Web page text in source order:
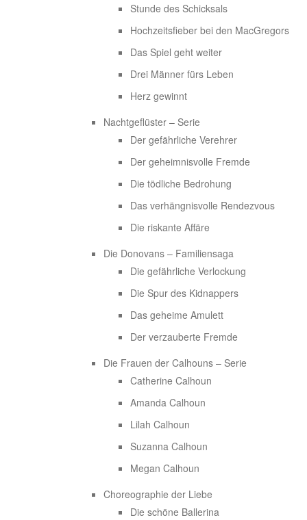
Stunde des Schicksals
Hochzeitsfieber bei den MacGregors
Das Spiel geht weiter
Drei Männer fürs Leben
Herz gewinnt
Nachtgeflüster – Serie
Der gefährliche Verehrer
Der geheimnisvolle Fremde
Die tödliche Bedrohung
Das verhängnisvolle Rendezvous
Die riskante Affäre
Die Donovans – Familiensaga
Die gefährliche Verlockung
Die Spur des Kidnappers
Das geheime Amulett
Der verzauberte Fremde
Die Frauen der Calhouns – Serie
Catherine Calhoun
Amanda Calhoun
Lilah Calhoun
Suzanna Calhoun
Megan Calhoun
Choreographie der Liebe
Die schöne Ballerina